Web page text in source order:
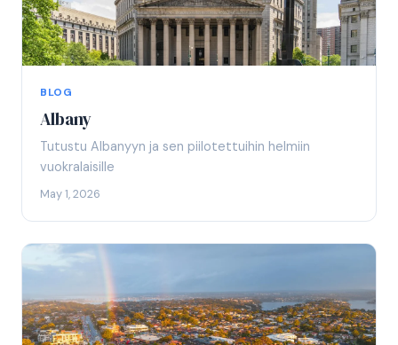
BLOG
Albany
Tutustu Albanyyn ja sen piilotettuihin helmiin
vuokralaisille
May 1, 2026